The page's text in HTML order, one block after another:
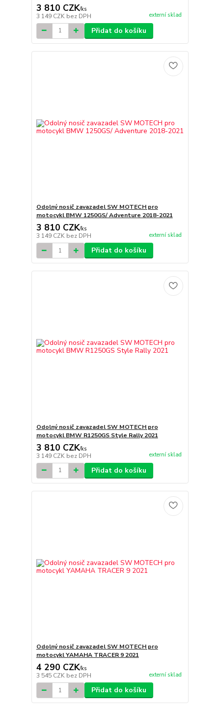
3 810 CZK/ks
3 149 CZK bez DPH externí sklad
Přidat do košíku
Odolný nosič zavazadel SW MOTECH pro
motocykl BMW 1250GS/ Adventure 2018-2021
3 810 CZK/ks
3 149 CZK bez DPH externí sklad
Přidat do košíku
Odolný nosič zavazadel SW MOTECH pro
motocykl BMW R1250GS Style Rally 2021
3 810 CZK/ks
3 149 CZK bez DPH externí sklad
Přidat do košíku
Odolný nosič zavazadel SW MOTECH pro
motocykl YAMAHA TRACER 9 2021
4 290 CZK/ks
3 545 CZK bez DPH externí sklad
Přidat do košíku